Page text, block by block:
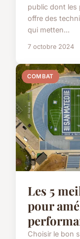
public dont les
offre des
qui metten...
7 octobre 2024
COMBAT
Les 5
pour
Choisir le bon